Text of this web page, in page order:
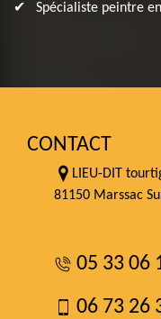
Spécialiste peintre
CONTACT
LIEU-DIT
81150 Marssac
05 33 06
06 73 26